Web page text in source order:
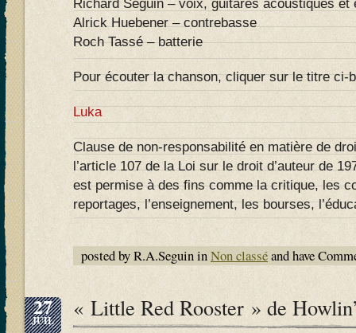
Richard Séguin – voix, guitares acoustiques et
Alrick Huebener – contrebasse
Roch Tassé – batterie
Pour écouter la chanson, cliquer sur le titre ci-
Luka
Clause de non-responsabilité en matière de
l’article 107 de la Loi sur le droit d’auteur de
est permise à des fins comme la critique, les
reportages, l’enseignement, les bourses,
posted by R.A.Seguin inNon classéand have
27
JUIL « Little Red Rooster » de